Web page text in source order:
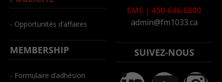
- Opportunités d’affaires
MEMBERSHIP
- Formulaire d’adhésion
SMS | 450-646-6800
admin@fm1033.ca
SUIVEZ-NOUS